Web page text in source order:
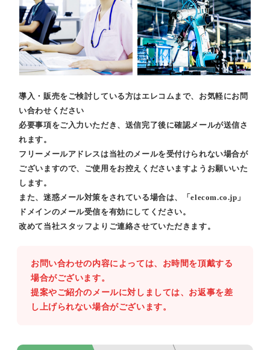
導入・販売をご検討している方はエレコムまで、お気軽にお問
い合わせください
必要事項をご入力いただき、送信完了後に確認メールが送信さ
れます。
フリーメールアドレスは当社のメールを受付けられない場合が
ございますので、ご使用をお控えくださいますようお願いいた
します。
また、迷惑メール対策をされている場合は、「elecom.co.jp」
ドメインのメール受信を有効にしてください。
改めて当社スタッフよりご連絡させていただきます。
お問い合わせの内容によっては、お時間を頂戴する
場合がございます。
提案やご紹介のメールに対しましては、お返事を差
し上げられない場合がございます。